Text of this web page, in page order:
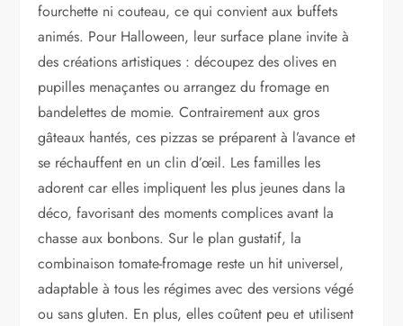
fourchette ni couteau, ce qui convient aux buffets
animés. Pour Halloween, leur surface plane invite à
des créations artistiques : découpez des olives en
pupilles menaçantes ou arrangez du fromage en
bandelettes de momie. Contrairement aux gros
gâteaux hantés, ces pizzas se préparent à l’avance et
se réchauffent en un clin d’œil. Les familles les
adorent car elles impliquent les plus jeunes dans la
déco, favorisant des moments complices avant la
chasse aux bonbons. Sur le plan gustatif, la
combinaison tomate-fromage reste un hit universel,
adaptable à tous les régimes avec des versions végé
ou sans gluten. En plus, elles coûtent peu et utilisent